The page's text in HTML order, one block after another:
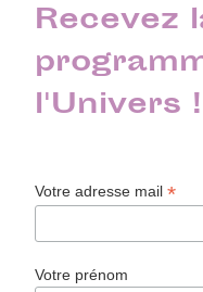
Recevez
l'Univers !
Votre adresse mail*
Votre prénom